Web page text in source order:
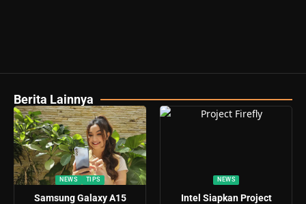
Berita Lainnya
NEWS TIPS
Samsung Galaxy A15
NEWS
Intel Siapkan Project